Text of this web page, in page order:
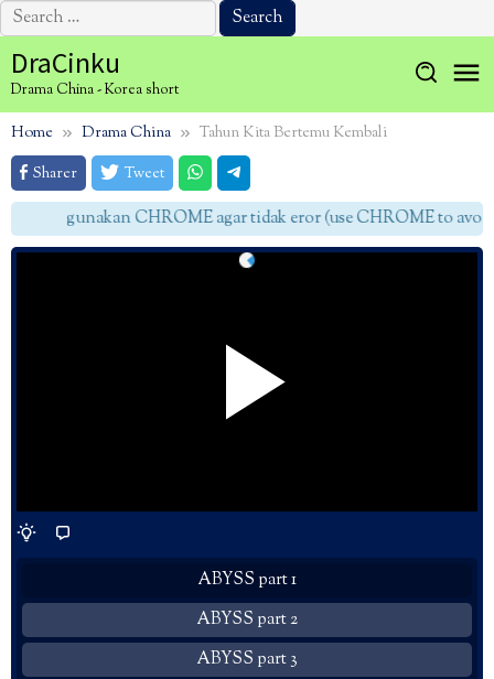
Search
for:
to
content
DraCinku
Drama China - Korea short
Home Drama China
Tahun Kita Bertemu Kembali
Sharer
Tweet
gunakan CHROME agar tidak eror (use CHROME to avoid
ABYSS part 1
ABYSS part 2
ABYSS part 3